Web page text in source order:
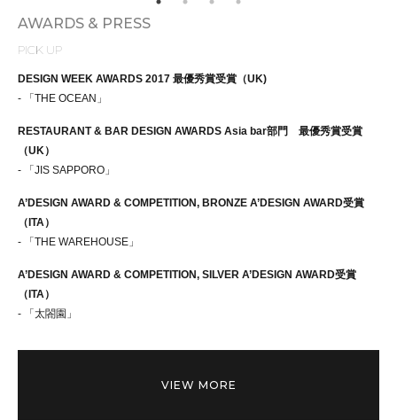
AWARDS & PRESS
PICK UP
DESIGN WEEK AWARDS 2017 最優秀賞受賞（UK)
- 「THE OCEAN」
RESTAURANT & BAR DESIGN AWARDS Asia bar部門 最優秀賞受賞
（UK）
- 「JIS SAPPORO」
A’DESIGN AWARD & COMPETITION, BRONZE A’DESIGN AWARD受賞
（ITA）
- 「THE WAREHOUSE」
A’DESIGN AWARD & COMPETITION, SILVER A’DESIGN AWARD受賞
（ITA）
- 「太閤園」
VIEW MORE